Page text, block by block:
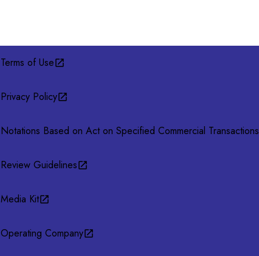
Terms of Use
Privacy Policy
Notations Based on Act on Specified Commercial Transactions
Review Guidelines
Media Kit
Operating Company